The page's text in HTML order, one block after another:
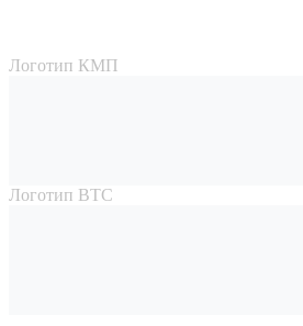
Логотип КМП
Логотип ВТС